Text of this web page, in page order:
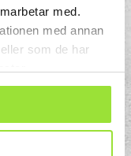
med.
med annan
som de har